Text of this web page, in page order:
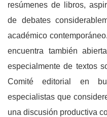
resúmenes de libros,
de debates
académico
encuentra también
especialmente de textos
Comité editorial en
especialistas que
una discusión productiva